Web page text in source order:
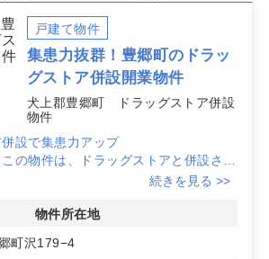
戸建て物件
集患力抜群！豊郷町のドラッ
グストア併設開業物件
犬上郡豊郷町 ドラッグストア併設
物件
設で集患力アップ
の物件は、ドラッグストアと併設され
る患者様の利便性が高く、集患力向上が
車場
続きを見る >>
物件所在地
町沢179−4